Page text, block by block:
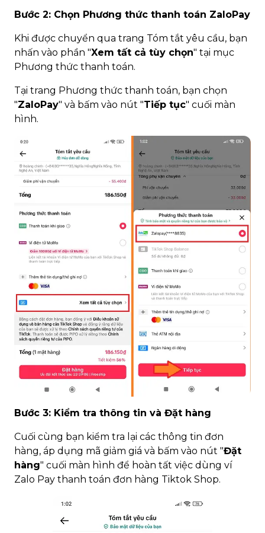
Bước 2: Chọn Phương thức thanh toán ZaloPay
Khi được chuyển qua trang Tóm tắt yêu cầu, bạn
nhấn vào phần "Xem tất cả tùy chọn" tại mục
Phương thức thanh toán.
Tại trang Phương thức thanh toán, bạn chọn
"ZaloPay" và bấm vào nút "Tiếp tục" cuối màn
hình.
Bước 3: Kiểm tra thông tin và Đặt hàng
Cuối cùng bạn kiểm tra lại các thông tin đơn
hàng, áp dụng mã giảm giá và bấm vào nút "Đặt
hàng" cuối màn hình để hoàn tất việc dùng ví
Zalo Pay thanh toán đơn hàng Tiktok Shop.